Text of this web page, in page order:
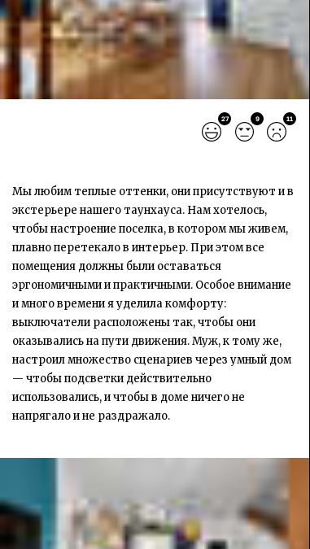
27 9 11
Мы любим теплые оттенки, они присутствуют и в
экстерьере нашего таунхауса. Нам хотелось,
чтобы настроение поселка, в котором мы живем,
плавно перетекало в интерьер. При этом все
помещения должны были оставаться
эргономичными и практичными. Особое внимание
и много времени я уделила комфорту:
выключатели расположены так, чтобы они
оказывались на пути движения. Муж, к тому же,
настроил множество сценариев через умный дом
— чтобы подсветки действительно
использовались, и чтобы в доме ничего не
напрягало и не раздражало.